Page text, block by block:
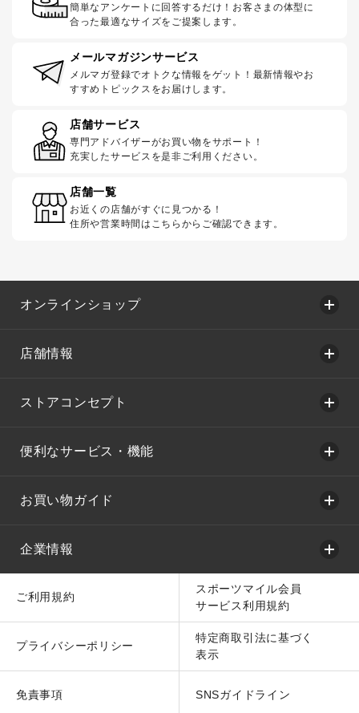
簡単なアンケートに回答するだけ！お客さまの体型に
合った最適なサイズをご提案します。
メールマガジンサービス
メルマガ登録でオトクな情報をゲット！最新情報やお
すすめトピックスをお届けします。
店舗サービス
専門アドバイザーがお買い物をサポート！
充実したサービスを是非ご利用ください。
店舗一覧
お近くの店舗がすぐに見つかる！
住所や営業時間はこちらからご確認できます。
オンラインショップ
店舗情報
ストアコンセプト
便利なサービス・機能
お買い物ガイド
企業情報
ご利用規約
スポーツマイル会員
サービス利用規約
プライバシーポリシー
特定商取引法に基づく
表示
免責事項 SNSガイドライン